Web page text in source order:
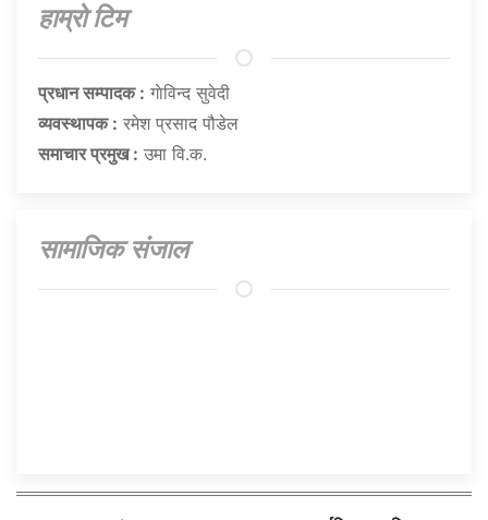
हाम्राे टिम
प्रधान सम्पादक : गाेविन्द सुवेदी
व्यवस्थापक : रमेश प्रसाद पौडेल
समाचार प्रमुख : उमा वि.क.
सामाजिक संजाल